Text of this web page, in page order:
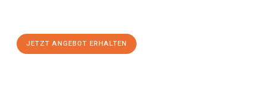
JETZT ANGEBOT ERHALTEN